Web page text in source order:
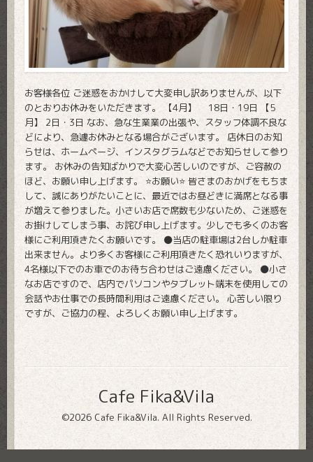
お客様各位 ご迷惑をおかけして大変申し訳ありませんが、以下
のとおりお休みをいただきます。 【4月】 18日・19日 【5
月】 2日・3日 なお、急な生業業の出張や、スタッフ体調不良な
どにより、急遽お休みとなる場合がございます。 店休日のお知
らせは、ホームページ、インスタグラムなどでお知らせして参り
ます。 お休みの告知ばかりで大変心苦しいのですが、ご容赦の
ほど、お願い申し上げます。 ⭐️お願い⭐️ 皆さまのおかげをもちま
して、誠にありがたいことに、最近ではお昼どきに満席となる事
が増えて参りました。小さいお店で席数も少ないため、ご迷惑を
お掛けしてしまう事、お詫び申し上げます。少しでも多くのお客
様にご利用頂きたくお願いです。 ⚫️当店の駐車場は2台しか駐車
出来ません。より多くお客様にご利用頂きたく恐れいりますが、
4名様以下でのお車でのお待ち合わせはご遠慮ください。 ⚫️小さ
なお店ですので、店内でパソコンやタブレット端末を使用しての
会話やお仕事での長時間利用はご遠慮ください。 心苦しい限り
ですが、ご協力の程、よろしくお願い申し上げます。
Cafe Fika&Vila
©2026 Cafe Fika&Vila. All Rights Reserved.